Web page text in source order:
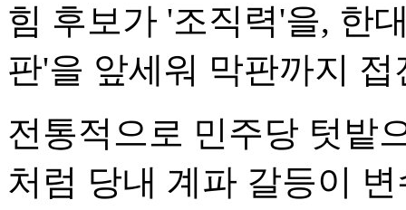
힘 후보가 '조직력'을, 한
판'을 앞세워 막판까지
전통적으로 민주당 텃밭
처럼 당내 계파 갈등이